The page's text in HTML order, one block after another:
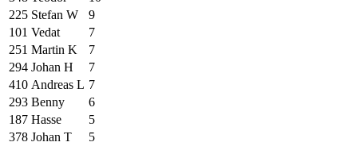
225 Stefan W
9
101 Vedat
7
251 Martin K
7
294 Johan H
7
410 Andreas L 7
293 Benny
6
187 Hasse
5
378 Johan T
5